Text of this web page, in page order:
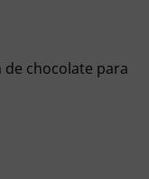
de chocolate para